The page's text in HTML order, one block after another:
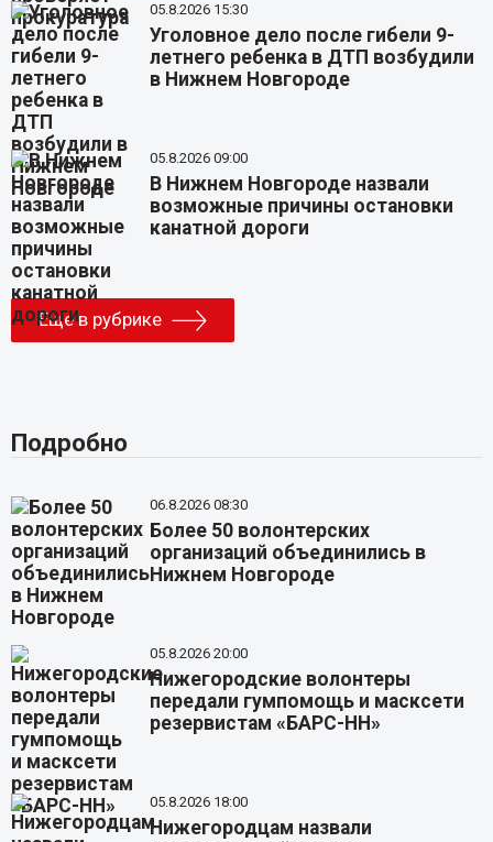
05.8.2026 15:30
Уголовное дело после гибели 9-
летнего ребенка в ДТП возбудили
в Нижнем Новгороде
05.8.2026 09:00
В Нижнем Новгороде назвали
возможные причины остановки
канатной дороги
Еще в рубрике
Подробно
06.8.2026 08:30
Более 50 волонтерских
организаций объединились в
Нижнем Новгороде
05.8.2026 20:00
Нижегородские волонтеры
передали гумпомощь и масксети
резервистам «БАРС-НН»
05.8.2026 18:00
Нижегородцам назвали